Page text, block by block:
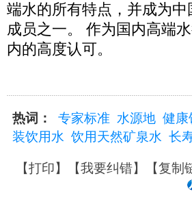
端水的所有特点，并成为
成员之一。 作为国内高端
内的高度认可。
热词： 专家标准 水源地 健康
装饮用水 饮用天然矿泉水 长
【打印】【我要纠错】【复制